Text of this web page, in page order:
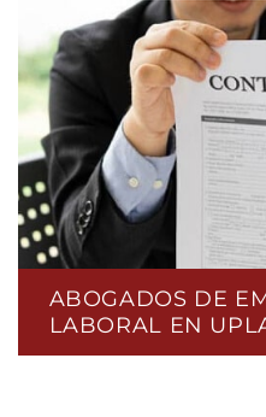
ABOGADOS DE
LABORAL EN